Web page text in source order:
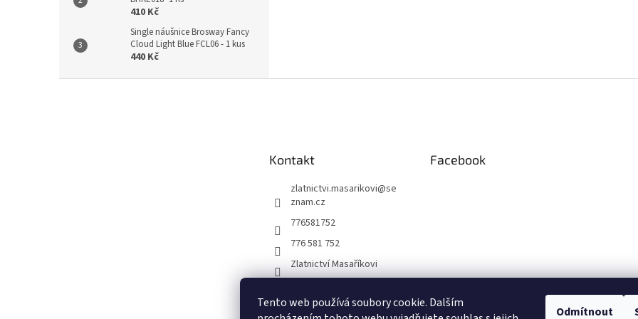
Tento web používá soubory cookie. Dalším
Odmítnout
410 Kč
Single náušnice Brosway Fancy
Cloud Light Blue FCL06 - 1 kus
440 Kč
Kontakt
zlatnictvi.masarikovi@se
znam.cz
776581752
776 581 752
Zlatnictví Masaříkovi
Facebook
Formuláře